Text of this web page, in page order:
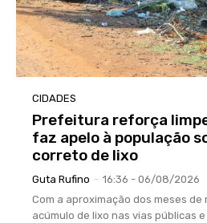
CIDADES
Prefeitura reforça
faz apelo à população
correto de lixo
Guta Rufino - 16:36 - 06/08/2026
Com a aproximação dos meses de
acúmulo de lixo nas vias públicas